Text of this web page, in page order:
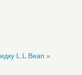
L.L.Bean »